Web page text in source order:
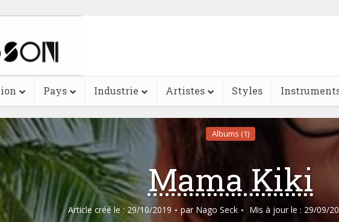
Pays Industrie Artistes Styles
Albums (1)
Mama Kiki
Article créé le : 29/10/2019 par Nago Seck Mis à jour le : 29/09/